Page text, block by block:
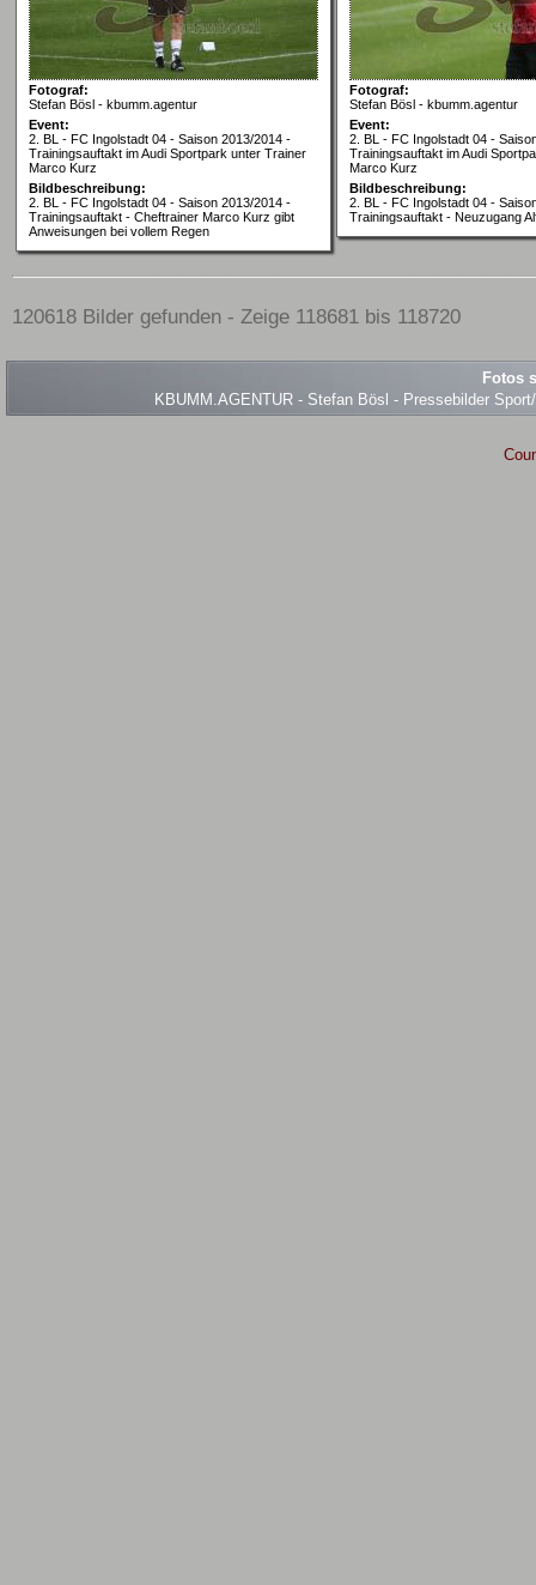
Fotograf:
Stefan Bösl - kbumm.agentur
Event:
2. BL - FC Ingolstadt 04 - Saison 2013/2014 -
Trainingsauftakt im Audi Sportpark unter Trainer
Marco Kurz
Bildbeschreibung:
2. BL - FC Ingolstadt 04 - Saison 2013/2014 -
Trainingsauftakt - Cheftrainer Marco Kurz gibt
Anweisungen bei vollem Regen
Fotograf:
Stefan Bösl - kbumm.agentur
Event:
2. BL - FC Ingolstadt 04 -
Trainingsauftakt im Audi
Marco Kurz
Bildbeschreibung:
2. BL - FC Ingolstadt 04 -
Trainingsauftakt - Neuzugang
120618 Bilder gefunden - Zeige 118681 bis 118720
Fotos
KBUMM.AGENTUR - Stefan Bösl - Pressebilder